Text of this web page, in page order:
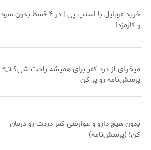
خرید موبایل با اسنپ پی | در ۴ قسط بدون سود
و کارمزد!
میخوای از درد کمر برای همیشه راحت شی؟ 👈
پرسش‌نامه رو پر کن
بدون هیچ دارو و عوارضی کمر دردت رو درمان
کن! (پرسش‌نامه)